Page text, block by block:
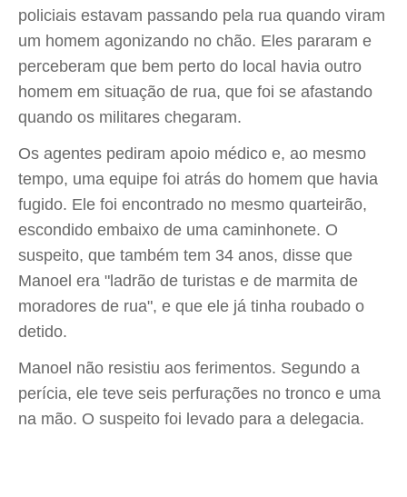
policiais estavam passando pela rua quando viram
um homem agonizando no chão. Eles pararam e
perceberam que bem perto do local havia outro
homem em situação de rua, que foi se afastando
quando os militares chegaram.
Os agentes pediram apoio médico e, ao mesmo
tempo, uma equipe foi atrás do homem que havia
fugido. Ele foi encontrado no mesmo quarteirão,
escondido embaixo de uma caminhonete. O
suspeito, que também tem 34 anos, disse que
Manoel era "ladrão de turistas e de marmita de
moradores de rua", e que ele já tinha roubado o
detido.
Manoel não resistiu aos ferimentos. Segundo a
perícia, ele teve seis perfurações no tronco e uma
na mão. O suspeito foi levado para a delegacia.